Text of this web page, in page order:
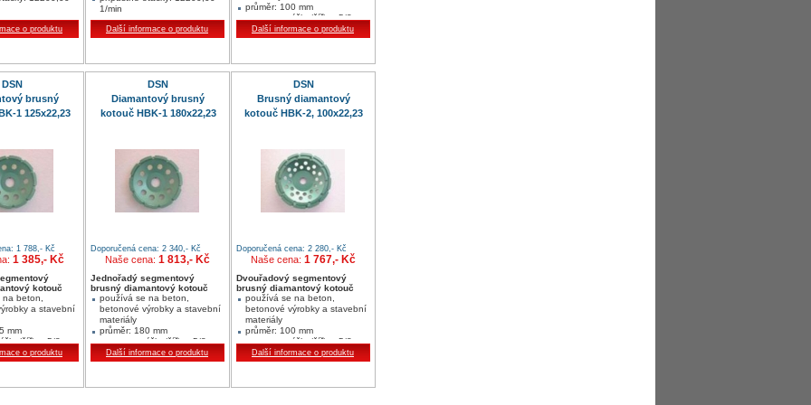
bruska
125X22,23
10 / 2 / 7
ks
o produktu
1/min
stroje: úhlová bruska
počet: 10
šířka: 2,00
rozměry v mm: 125X22,23
segment v mm: 10 / 2 / 7
jednotka balení:1
min. množství:1 ks
Vhodný pro mnohostranné
opracování nejrůznějších
Další informace o produktu
průměr: 100 mm
segment: výška/šířka: 5/8
Další informace o produktu
DSN
brusný
1 125x22,23
1 788,- Kč
1 385,- Kč
kotouč
beton,
a stavební
mm
šířka: 5/8
o produktu
DSN
Diamantový brusný
kotouč HBK-1 180x22,23
Doporučená cena: 2 340,- Kč
Naše cena: 1 813,- Kč
Jednořadý segmentový
brusný diamantový kotouč
používá se na beton,
betonové výrobky a stavební
materiály
průměr: 180 mm
segment: výška/šířka: 5/8
Další informace o produktu
DSN
Brusný diamantový
kotouč HBK-2, 100x22,23
Doporučená cena: 2 280,- Kč
Naše cena: 1 767,- Kč
Dvouřadový segmentový
brusný diamantový kotouč
používá se na beton,
betonové výrobky a stavební
materiály
průměr: 100 mm
segment: výška/šířka: 5/8
Další informace o produktu